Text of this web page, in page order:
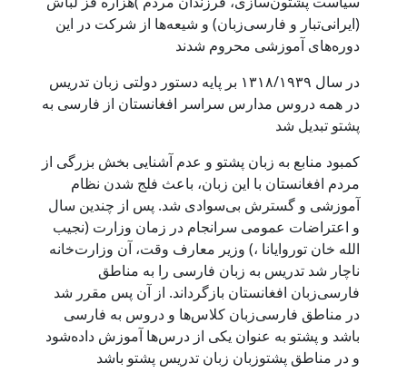
(ایرانی‌تبار و فارسی‌زبان) و شیعه‌ها از شرکت در این
دوره‌های آموزشی محروم شدند
در سال ۱۳۱۸/۱۹۳۹ بر پایه دستور دولتی زبان تدریس
در همه دروس مدارس سراسر افغانستان از فارسی به
پشتو تبدیل شد
کمبود منابع به زبان پشتو و عدم آشنایی بخش بزرگی از
مردم افغانستان با این زبان، باعث فلج شدن نظام
آموزشی و گسترش بی‌سوادی شد. پس از چندین سال
و اعتراضات عمومی سرانجام در زمان وزارت (نجیب
الله خان توروایانا ،) وزیر معارف وقت، آن وزارت‌خانه
ناچار شد تدریس به زبان فارسی را به مناطق
فارسی‌زبان افغانستان بازگرداند. از آن پس مقرر شد
در مناطق فارسی‌زبان کلاس‌ها و دروس به فارسی
باشد و پشتو به عنوان یکی از درس‌ها آموزش داده‌شود
و در مناطق پشتوزبان زبان تدریس پشتو باشد